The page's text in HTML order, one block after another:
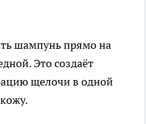
шампунь прямо на
Это создаёт
щелочи в одной